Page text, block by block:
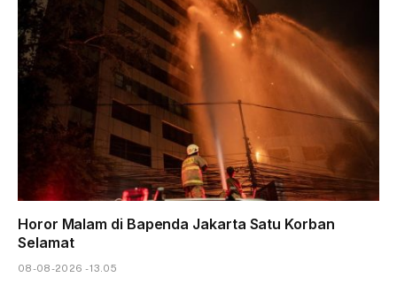
Horor Malam di Bapenda Jakarta Satu Korban
Selamat
08-08-2026 - 13.05